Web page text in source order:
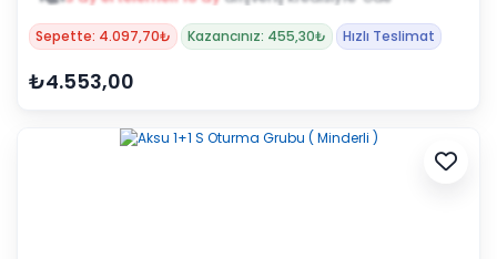
Sepette: 4.097,70₺ Kazancınız: 455,30₺ Hızlı Teslimat
₺4.553,00